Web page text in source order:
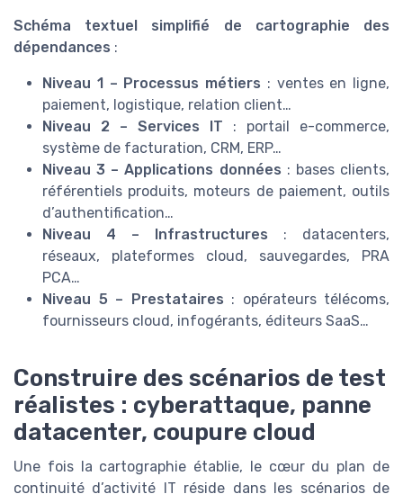
Schéma textuel simplifié de cartographie des
dépendances :
Niveau 1 – Processus métiers : ventes en ligne,
paiement, logistique, relation client…
Niveau 2 – Services IT : portail e-commerce,
système de facturation, CRM, ERP…
Niveau 3 – Applications données : bases clients,
référentiels produits, moteurs de paiement, outils
d’authentification…
Niveau 4 – Infrastructures : datacenters,
réseaux, plateformes cloud, sauvegardes, PRA
PCA…
Niveau 5 – Prestataires : opérateurs télécoms,
fournisseurs cloud, infogérants, éditeurs SaaS…
Construire des scénarios de test
réalistes : cyberattaque, panne
datacenter, coupure cloud
Une fois la cartographie établie, le cœur du plan de
continuité d’activité IT réside dans les scénarios de